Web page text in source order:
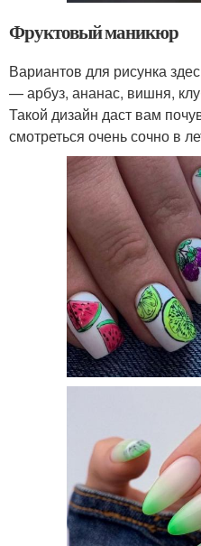
Фруктовый маникюр
Вариантов для рисунка
— арбуз, ананас, вишня,
Такой дизайн даст вам
смотреться очень сочно в